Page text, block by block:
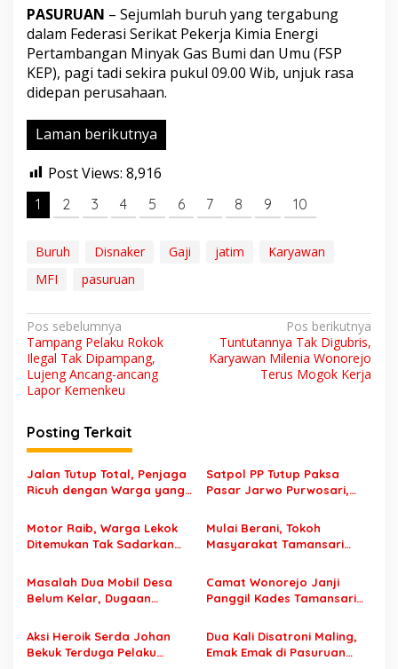
n
U
p
a
h
T
k
D
i
b
a
,
r
k
d
i
e
j
d
m
o
a
r
PASURUAN – Sejumlah buruh yang tergabung
dalam Federasi Serikat Pekerja Kimia Energi
Pertambangan Minyak Gas Bumi dan Umu (FSP
KEP), pagi tadi sekira pukul 09.00 Wib, unjuk rasa
didepan perusahaan.
Laman berikutnya
Post Views: 8,916
1 2 3 4 5 6 7 8 9 10
Buruh Disnaker Gaji jatim
Karyawan
MFI
pasuruan
N
a
v
g
a
s
p
o
s
Pos sebelumnya
Tampang Pelaku Rokok
Ilegal Tak Dipampang,
Lujeng Ancang-ancang
Lapor Kemenkeu
Pos berikutnya
Tuntutannya Tak Digubris,
Karyawan Milenia Wonorejo
Terus Mogok Kerja
Posting Terkait
Jalan Tutup Total, Penjaga
Ricuh dengan Warga yang
Sound System di Tutur
Pasuruan
Satpol PP Tutup Paksa
Pasar Jarwo Purwosari,
Tak Bisa Jualan
Motor Raib, Warga Lekok
Ditemukan Tak Sadarkan
Wonorejo
Mulai Berani, Tokoh
Masyarakat Tamansari
Tangan Pertanyakan
Masalah di Kampungnya
Masalah Dua Mobil Desa
Belum Kelar, Dugaan
Pemerintah Desa
Tamansari
Camat Wonorejo Janji
Panggil Kades Tamansari
Ambulance dan Mobil Siaga
Aksi Heroik Serda Johan
Bekuk Terduga Pelaku
Dua Kali Disatroni Maling,
Emak Emak di Pasuruan